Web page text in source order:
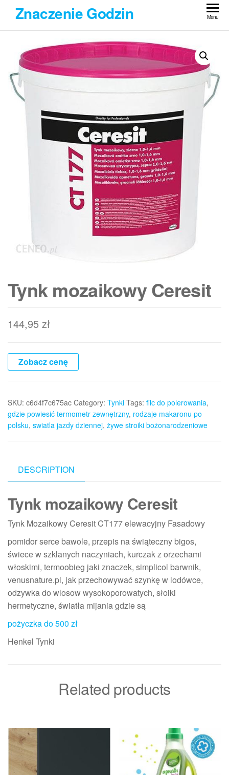
Przejdź
treści
Znaczenie Godzin Menu
Tynk mozaikowy Ceresit
144,95 zł
Zobacz cenę
SKU: c6d4f7c675ac Category: Tynki Tags: filc do polerowania,
gdzie powiesić termometr zewnętrzny, rodzaje makaronu po
polsku, swiatla jazdy dziennej, żywe stroiki bożonarodzeniowe
DESCRIPTION
Tynk mozaikowy Ceresit
Tynk Mozaikowy Ceresit CT177 elewacyjny Fasadowy
pomidor serce bawole, przepis na świąteczny bigos,
świece w szklanych naczyniach, kurczak z orzechami
włoskimi, termoobieg jaki znaczek, simplicol barwnik,
venusnature.pl, jak przechowywać szynkę w lodówce,
odzywka do wlosow wysokoporowatych, słoiki
hermetyczne, światła mijania gdzie są
pożyczka do 500 zł
Henkel Tynki
Related products